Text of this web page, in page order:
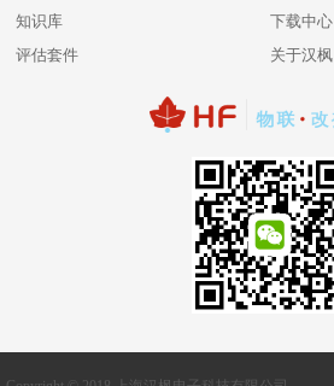
知识库
下载中心
评估套件
关于汉枫